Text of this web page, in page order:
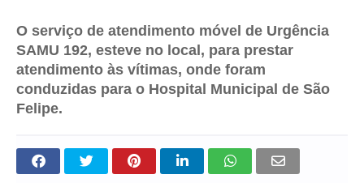
O serviço de atendimento móvel de Urgência
SAMU 192, esteve no local, para prestar
atendimento às vítimas, onde foram
conduzidas para o Hospital Municipal de São
Felipe.